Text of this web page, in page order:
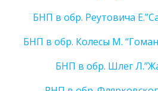
БНП в обр. Реутовича
БНП в обр. Колесы М.
БНП в обр. Шлег